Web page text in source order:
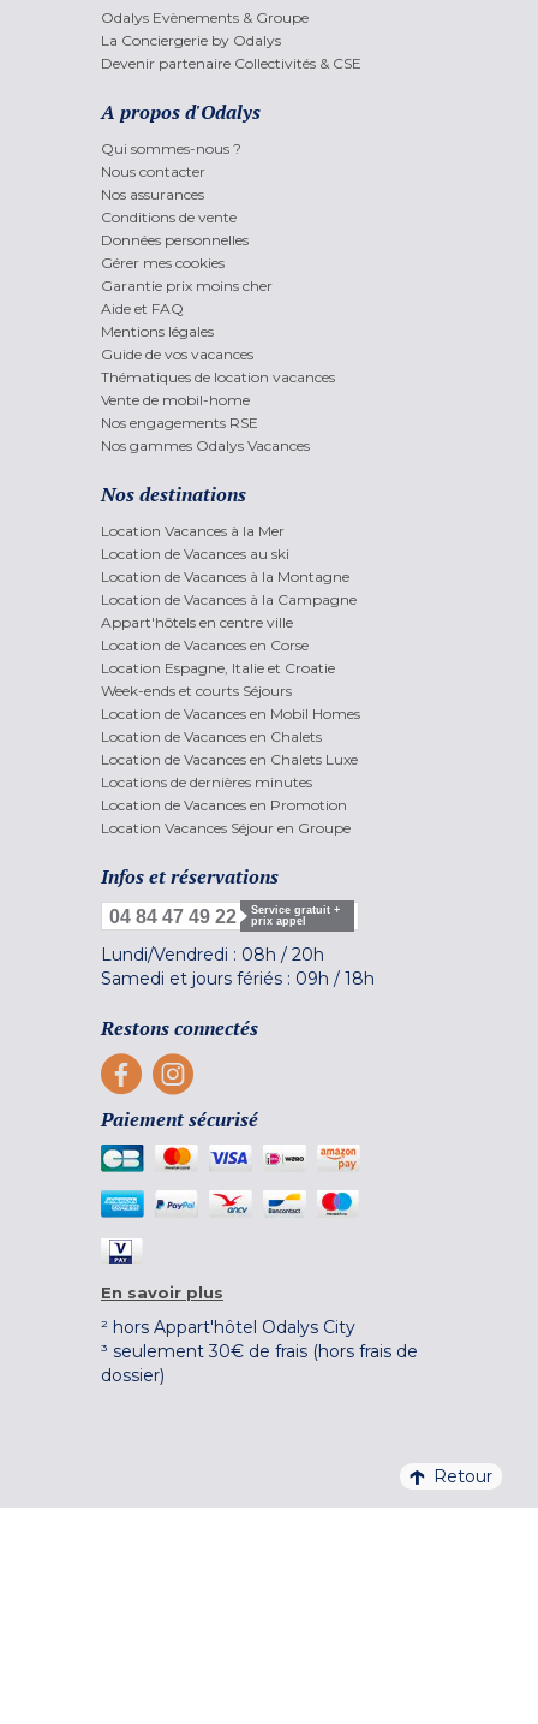
Odalys Evènements & Groupe
La Conciergerie by Odalys
Devenir partenaire Collectivités & CSE
A propos d'Odalys
Qui sommes-nous ?
Nous contacter
Nos assurances
Conditions de vente
Données personnelles
Gérer mes cookies
Garantie prix moins cher
Aide et FAQ
Mentions légales
Guide de vos vacances
Thématiques de location vacances
Vente de mobil-home
Nos engagements RSE
Nos gammes Odalys Vacances
Nos destinations
Location Vacances à la Mer
Location de Vacances au ski
Location de Vacances à la Montagne
Location de Vacances à la Campagne
Appart'hôtels en centre ville
Location de Vacances en Corse
Location Espagne, Italie et Croatie
Week-ends et courts Séjours
Location de Vacances en Mobil Homes
Location de Vacances en Chalets
Location de Vacances en Chalets Luxe
Locations de dernières minutes
Location de Vacances en Promotion
Location Vacances Séjour en Groupe
Infos et réservations
04 84 47 49 22
Service gratuit +
prix appel
Lundi/Vendredi : 08h / 20h
Samedi et jours fériés : 09h / 18h
Restons connectés
Paiement sécurisé
En savoir plus
² hors Appart'hôtel Odalys City
³ seulement 30€ de frais (hors frais de
dossier)
Retour